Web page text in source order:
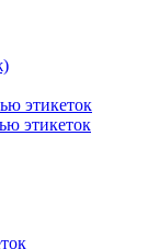
этикеток
этикеток